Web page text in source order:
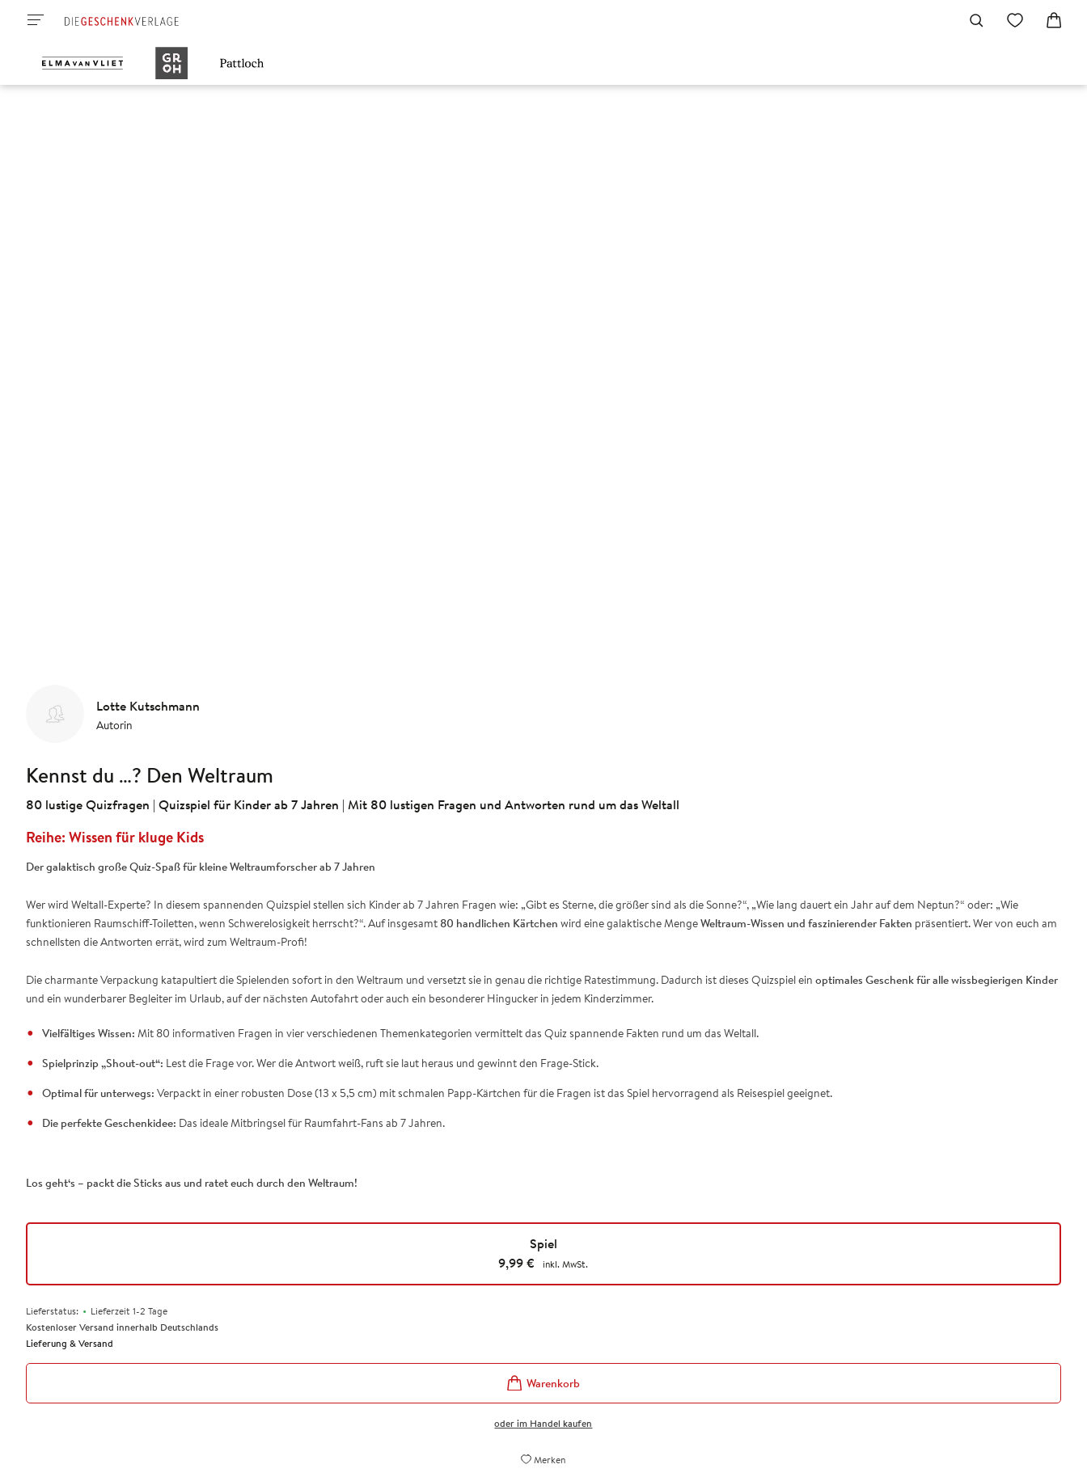
Lotte Kutschmann
Autorin
Kennst du …? Den Weltraum
80 lustige Quizfragen | Quizspiel für Kinder ab 7 Jahren | Mit 80 lustigen Fragen und Antworten rund um das Weltall
Wissen für kluge Kids
Der galaktisch große Quiz-Spaß für kleine Weltraumforscher ab 7 Jahren
Wer wird Weltall-Experte? In diesem spannenden Quizspiel stellen sich Kinder ab 7 Jahren Fragen wie: „Gibt es Sterne, die größer sind als die Sonne?“, „Wie lang dauert ein Jahr auf dem Neptun?“ oder: „Wie
funktionieren Raumschiff-Toiletten, wenn Schwerelosigkeit herrscht?“. Auf insgesamt 80 handlichen Kärtchen wird eine galaktische MengeWeltraum-Wissen und faszinierender Fakten präsentiert. Wer von euch am
schnellsten die Antworten errät, wird zum Weltraum-Profi!
Die charmante Verpackung katapultiert die Spielenden sofort in den Weltraum und versetzt sie in genau die richtige Ratestimmung. Dadurch ist dieses Quizspiel ein optimales Geschenk für alle wissbegierigen Kinder
und ein wunderbarer Begleiter im Urlaub, auf der nächsten Autofahrt oder auch ein besonderer Hingucker in jedem Kinderzimmer.
Vielfältiges Wissen: Mit 80 informativen Fragen in vier verschiedenen Themenkategorien vermittelt das Quiz spannende Fakten rund um das Weltall.
Spielprinzip „Shout-out“: Lest die Frage vor. Wer die Antwort weiß, ruft sie laut heraus und gewinnt den Frage-Stick.
Optimal für unterwegs: Verpackt in einer robusten Dose (13 x 5,5 cm) mit schmalen Papp-Kärtchen für die Fragen ist das Spiel hervorragend als Reisespiel geeignet.
Die perfekte Geschenkidee: Das ideale Mitbringsel für Raumfahrt-Fans ab 7 Jahren.
Los geht‘s – packt die Sticks aus und ratet euch durch den Weltraum!
Spiel
9,99€ inkl. MwSt.
Lieferstatus: • Lieferzeit 1-2 Tage
Kostenloser Versand innerhalb Deutschlands
Lieferung & Versand
oder im Handel kaufen
Merken